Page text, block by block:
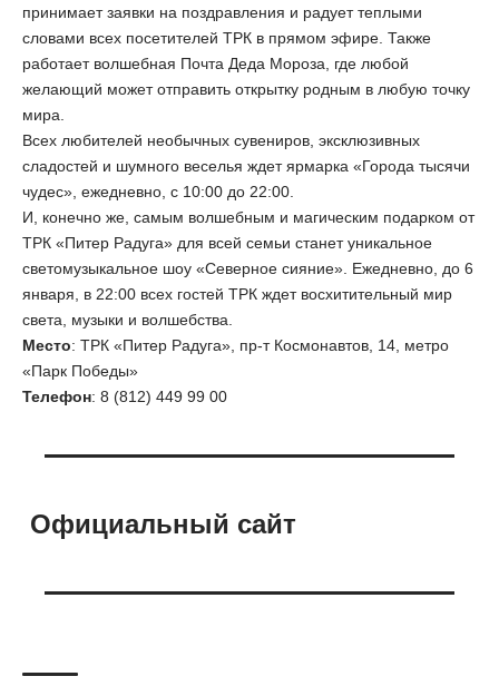
принимает заявки на поздравления и радует теплыми
словами всех посетителей ТРК в прямом эфире. Также
работает волшебная Почта Деда Мороза, где любой
желающий может отправить открытку родным в любую точку
мира.
Всех любителей необычных сувениров, эксклюзивных
сладостей и шумного веселья ждет ярмарка «Города тысячи
чудес», ежедневно, с 10:00 до 22:00.
И, конечно же, самым волшебным и магическим подарком от
ТРК «Питер Радуга» для всей семьи станет уникальное
светомузыкальное шоу «Северное сияние». Ежедневно, до 6
января, в 22:00 всех гостей ТРК ждет восхитительный мир
света, музыки и волшебства.
Место: ТРК «Питер Радуга», пр-т Космонавтов, 14, метро
«Парк Победы»
Телефон: 8 (812) 449 99 00
Официальный сайт